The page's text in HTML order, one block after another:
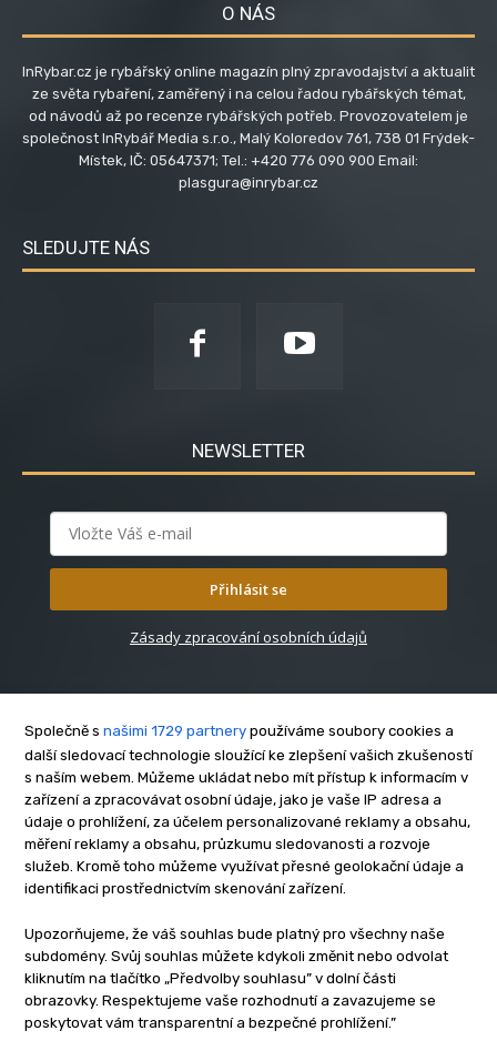
O NÁS
InRybar.cz je rybářský online magazín plný zpravodajství a aktualit
ze světa rybaření, zaměřený i na celou řadou rybářských témat,
od návodů až po recenze rybářských potřeb. Provozovatelem je
společnost InRybář Media s.r.o., Malý Koloredov 761, 738 01 Frýdek-
Místek, IČ: 05647371; Tel.: +420 776 090 900 Email:
plasgura@inrybar.cz
SLEDUJTE NÁS
NEWSLETTER
Přihlásit se
Zásady zpracování osobních údajů
O nás
Kontakt
Reklama
Zásady soukromí
Cookies
Etický kodex
Redakce
Společně s našimi 1729 partnery používáme soubory cookies a
další sledovací technologie sloužící ke zlepšení vašich zkušeností
s naším webem. Můžeme ukládat nebo mít přístup k informacím v
zařízení a zpracovávat osobní údaje, jako je vaše IP adresa a
údaje o prohlížení, za účelem personalizované reklamy a obsahu,
měření reklamy a obsahu, průzkumu sledovanosti a rozvoje
služeb. Kromě toho můžeme využívat přesné geolokační údaje a
identifikaci prostřednictvím skenování zařízení.
Upozorňujeme, že váš souhlas bude platný pro všechny naše
subdomény. Svůj souhlas můžete kdykoli změnit nebo odvolat
kliknutím na tlačítko „Předvolby souhlasu” v dolní části
obrazovky. Respektujeme vaše rozhodnutí a zavazujeme se
poskytovat vám transparentní a bezpečné prohlížení.”